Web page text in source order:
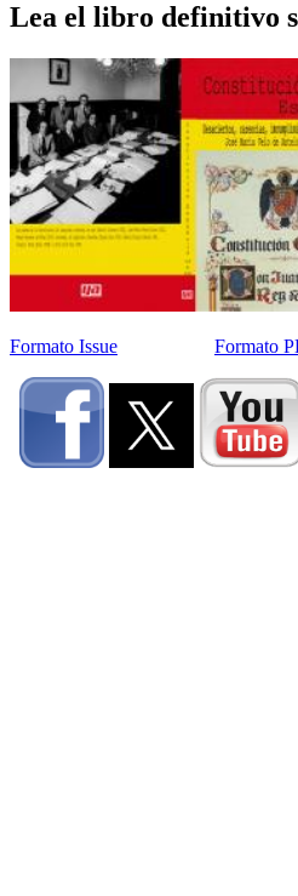
Lea el libro definitivo
Formato Issue Formato